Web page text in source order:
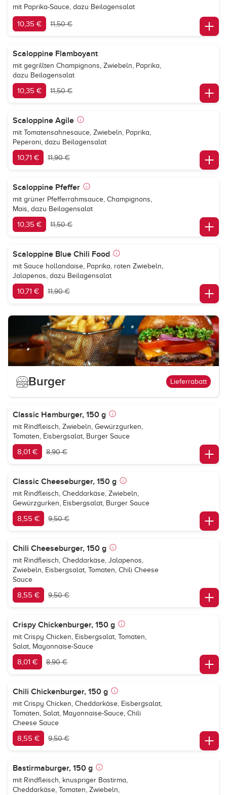
mit Paprika-Sauce, dazu Beilagensalat
10,35 € 11,50 €
Scaloppine Flamboyant
mit gegrillten Champignons, Zwiebeln, Paprika,
dazu Beilagensalat
10,35 € 11,50 €
Scaloppine Agile
mit Tomatensahnesauce, Zwiebeln, Paprika,
Peperoni, dazu Beilagensalat
10,71 € 11,90 €
Scaloppine Pfeffer
mit grüner Pfefferrahmsauce, Champignons,
Mais, dazu Beilagensalat
10,35 € 11,50 €
Scaloppine Blue Chili Food
mit Sauce hollandaise, Paprika, roten Zwiebeln,
Jalapenos, dazu Beilagensalat
10,71 € 11,90 €
Burger Lieferrabatt
Classic Hamburger, 150 g
mit Rindfleisch, Zwiebeln, Gewürzgurken,
Tomaten, Eisbergsalat, Burger Sauce
8,01 € 8,90 €
Classic Cheeseburger, 150 g
mit Rindfleisch, Cheddarkäse, Zwiebeln,
Gewürzgurken, Eisbergsalat, Burger Sauce
8,55 € 9,50 €
Chili Cheeseburger, 150 g
mit Rindfleisch, Cheddarkäse, Jalapenos,
Zwiebeln, Eisbergsalat, Tomaten, Chili Cheese
Sauce
8,55 € 9,50 €
Crispy Chickenburger, 150 g
mit Crispy Chicken, Eisbergsalat, Tomaten,
Salat, Mayonnaise-Sauce
8,01 € 8,90 €
Chili Chickenburger, 150 g
mit Crispy Chicken, Cheddarkäse, Eisbergsalat,
Tomaten, Salat, Mayonnaise-Sauce, Chili
Cheese Sauce
8,55 € 9,50 €
Bastirmaburger, 150 g
mit Rindfleisch, knuspriger Bastirma,
Cheddarkäse, Tomaten, Zwiebeln,